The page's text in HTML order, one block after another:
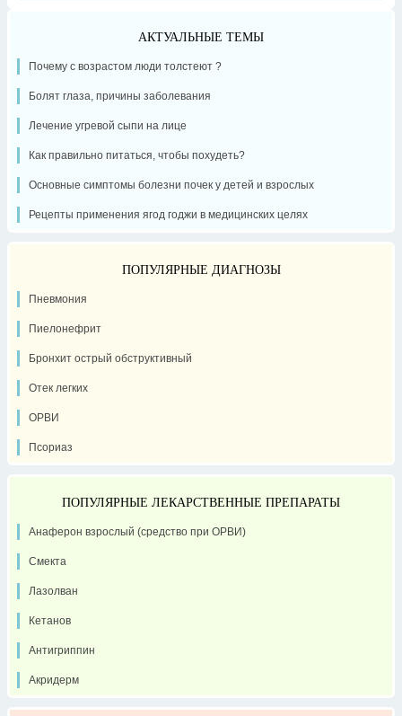
АКТУАЛЬНЫЕ ТЕМЫ
Почему с возрастом люди толстеют ?
Болят глаза, причины заболевания
Лечение угревой сыпи на лице
Как правильно питаться, чтобы похудеть?
Основные симптомы болезни почек у детей и взрослых
Рецепты применения ягод годжи в медицинских целях
ПОПУЛЯРНЫЕ ДИАГНОЗЫ
Пневмония
Пиелонефрит
Бронхит острый обструктивный
Отек легких
ОРВИ
Псориаз
ПОПУЛЯРНЫЕ ЛЕКАРСТВЕННЫЕ ПРЕПАРАТЫ
Анаферон взрослый (средство при ОРВИ)
Смекта
Лазолван
Кетанов
Антигриппин
Акридерм